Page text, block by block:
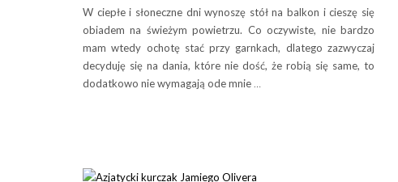
W ciepłe i słoneczne dni wynoszę stół na balkon i cieszę się
obiadem na świeżym powietrzu. Co oczywiste, nie bardzo
mam wtedy ochotę stać przy garnkach, dlatego zazwyczaj
decyduję się na dania, które nie dość, że robią się same, to
dodatkowo nie wymagają ode mnie…